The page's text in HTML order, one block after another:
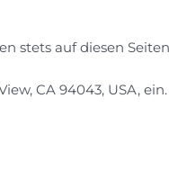
stets auf diesen
CA 94043, USA,